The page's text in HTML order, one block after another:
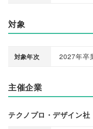
対象
対象年次 2027年卒
主催企業
テクノプロ・デザイン社